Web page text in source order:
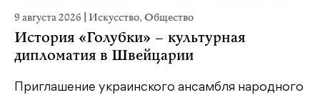
9 августа 2026 Искусство,Общество
История «Голубки» – культурная
дипломатия в Швейцарии
Приглашение украинского ансамбля народного